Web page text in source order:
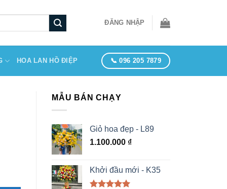
ĐĂNG NHẬP
HOA LAN HỒ ĐIỆP 📞 096 205 7879
MẪU BÁN CHẠY
Giỏ hoa đẹp - L89
1.100.000 ₫
Khởi đầu mới - K35